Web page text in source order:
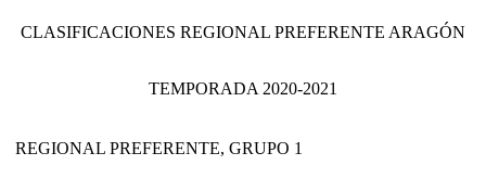
CLASIFICACIONES REGIONAL PREFERENTE ARAGÓN
TEMPORADA 2020-2021
REGIONAL PREFERENTE, GRUPO 1